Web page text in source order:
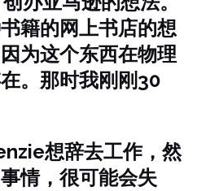
籍的网上书店的想
为这个东西在物理
。那时我刚刚30
想辞去工作，然
情，很可能会失